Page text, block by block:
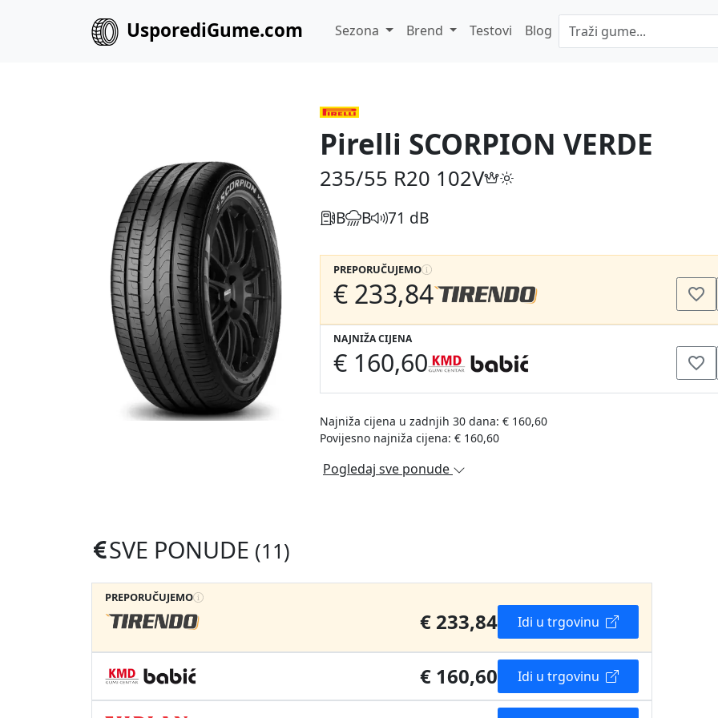
UsporediGume.com Sezona Brend Testovi Blog
Pirelli SCORPION VERDE
235/55 R20 102V
B B 71 dB
PREPORUČUJEMO
€ 233,84
NAJNIŽA CIJENA
€ 160,60
Najniža cijena u zadnjih 30 dana: € 160,60
Povijesno najniža cijena: € 160,60
Pogledaj sve ponude
SVE PONUDE (11)
PREPORUČUJEMO
€ 233,84 Idi u trgovinu
€ 160,60 Idi u trgovinu